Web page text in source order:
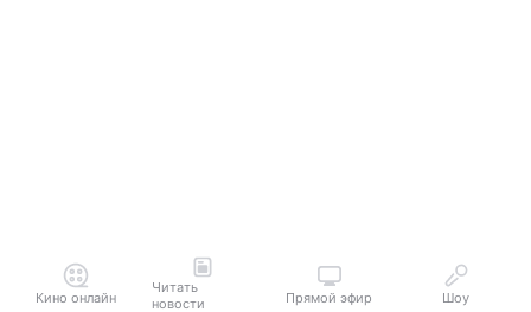
Кино онлайн
Читать
новости
Прямой эфир Шоу